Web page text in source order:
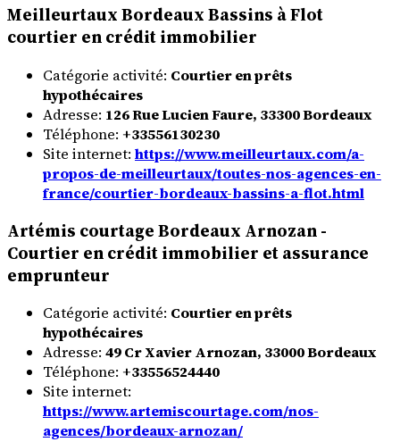
Meilleurtaux Bordeaux Bassins à Flot
courtier en crédit immobilier
Catégorie activité: Courtier en prêts
hypothécaires
Adresse: 126 Rue Lucien Faure, 33300 Bordeaux
Téléphone: +33556130230
Site internet: https://www.meilleurtaux.com/a-
propos-de-meilleurtaux/toutes-nos-agences-en-
france/courtier-bordeaux-bassins-a-flot.html
Artémis courtage Bordeaux Arnozan -
Courtier en crédit immobilier et assurance
emprunteur
Catégorie activité: Courtier en prêts
hypothécaires
Adresse: 49 Cr Xavier Arnozan, 33000 Bordeaux
Téléphone: +33556524440
Site internet:
https://www.artemiscourtage.com/nos-
agences/bordeaux-arnozan/